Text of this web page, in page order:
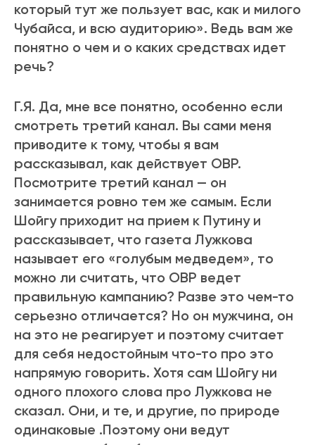
который тут же пользует вас, как и милого
Чубайса, и всю аудиторию». Ведь вам же
понятно о чем и о каких средствах идет
речь?
Г.Я. Да, мне все понятно, особенно если
смотреть третий канал. Вы сами меня
приводите к тому, чтобы я вам
рассказывал, как действует ОВР.
Посмотрите третий канал — он
занимается ровно тем же самым. Если
Шойгу приходит на прием к Путину и
рассказывает, что газета Лужкова
называет его «голубым медведем», то
можно ли считать, что ОВР ведет
правильную кампанию? Разве это чем-то
серьезно отличается? Но он мужчина, он
на это не реагирует и поэтому считает
для себя недостойным что-то про это
напрямую говорить. Хотя сам Шойгу ни
одного плохого слова про Лужкова не
сказал. Они, и те, и другие, по природе
одинаковые .Поэтому они ведут